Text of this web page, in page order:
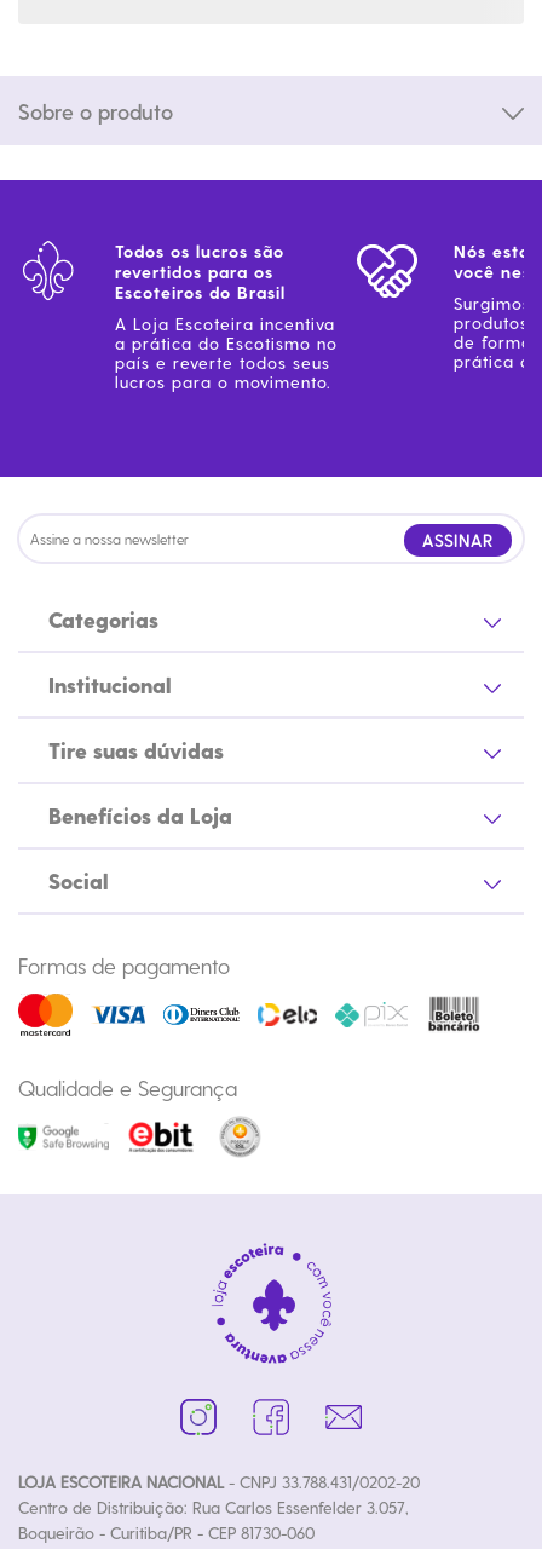
Sobre o produto
Todos os lucros são
revertidos para os
Escoteiros do Brasil
A Loja Escoteira incentiva
a prática do Escotismo no
país e reverte todos seus
lucros para o movimento.
Nós
você
Surgimos
produtos
de forma
prática
ASSINAR
Categorias
Institucional
Tire suas dúvidas
Benefícios da Loja
Social
Formas de pagamento
Qualidade e Segurança
LOJA ESCOTEIRA NACIONAL- CNPJ 33.788.431/0202-20
Centro de Distribuição: Rua Carlos Essenfelder 3.057,
Boqueirão - Curitiba/PR - CEP 81730-060